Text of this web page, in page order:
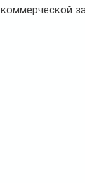
коммерческой